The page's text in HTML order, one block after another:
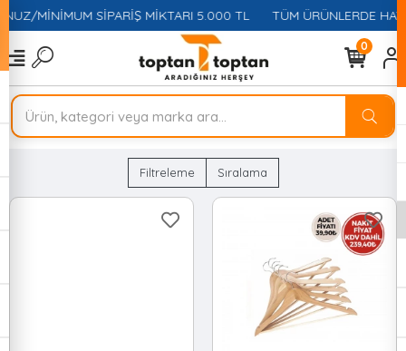
SİPARİŞ MİKTARI 5.000 TL TÜM ÜRÜNLERDE
0
Filtreleme Sıralama